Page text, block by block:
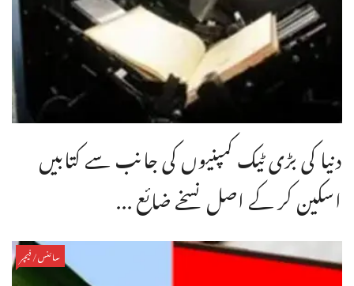
دنیا کی بڑی ٹیک کمپنیوں کی جانب سے کتابیں
اسکین کر کے اصل نسخے ضائع ...
سائنس/فیچر